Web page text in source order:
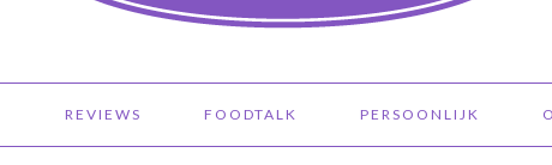
REVIEWS FOODTALK PERSOONLIJK